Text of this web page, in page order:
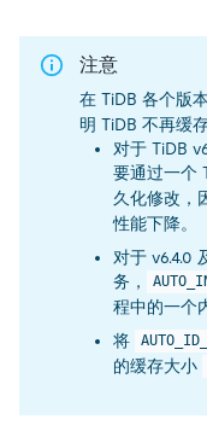
注意
在 TiDB 各个版
明 TiDB 不再缓
对于 TiDB
要通过一个
久化修改，
性能下降。
对于 v6.4.0
务，
程中的一个
将
的缓存大小